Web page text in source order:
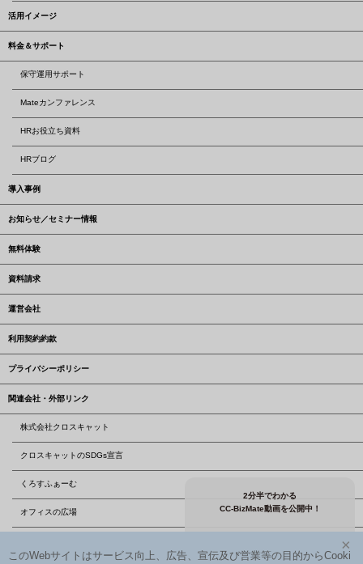
活用イメージ
料金＆サポート
保守運用サポート
Mateカンファレンス
HRお役立ち資料
HRブログ
導入事例
お知らせ／セミナー情報
無料体験
資料請求
運営会社
利用契約約款
プライバシーポリシー
関連会社・外部リンク
株式会社クロスキャット
クロスキャットのSDGs宣言
くろすふぁーむ
オフィスの広場
2分半でわかる
CC-BizMate動画を公開中！
このWebサイトはサービス向上、広告、宣伝及び営業等の目的からCooki
×